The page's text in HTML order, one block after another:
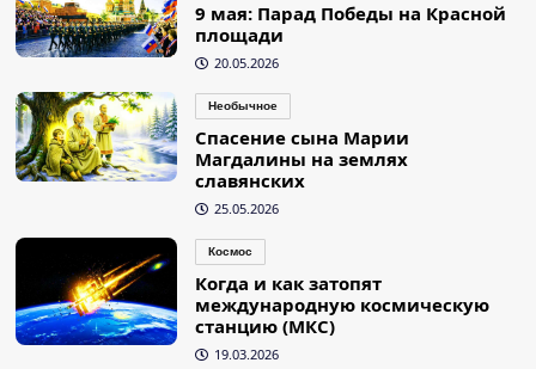
9 мая: Парад Победы на Красной
площади
20.05.2026
Необычное
Спасение сына Марии
Магдалины на землях
славянских
25.05.2026
Космос
Когда и как затопят
международную космическую
станцию (МКС)
19.03.2026